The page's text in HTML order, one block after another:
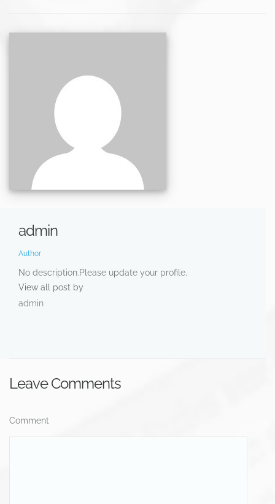
admin
Author
No description.Please update your profile.
View all post by
admin
Leave Comments
Comment